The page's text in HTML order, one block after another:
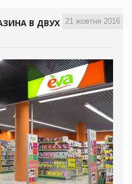
21 жовтня 2016
В ДВУХ